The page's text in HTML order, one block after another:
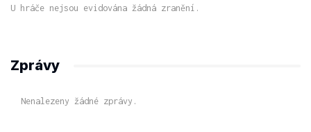
U hráče nejsou evidována žádná zranění.
Zprávy
Nenalezeny žádné zprávy.